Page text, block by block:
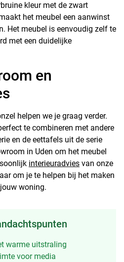
kleur met de zwart
het meubel een aanwinst
Het meubel is eenvoudig zelf te
met een duidelijke
en
helpen we je graag verder.
te combineren met andere
en de eettafels uit de serie
in Uden om het meubel
interieuradvies van onze
om je te helpen bij het maken
woning.
warme uitstraling
voor media